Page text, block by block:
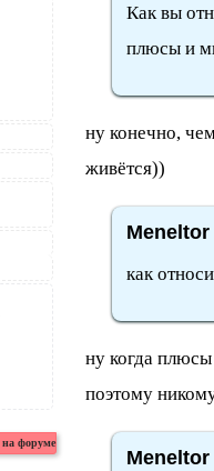
Как вы
плюсы и
ну конечно,
живётся))
как
ну когда
поэтому